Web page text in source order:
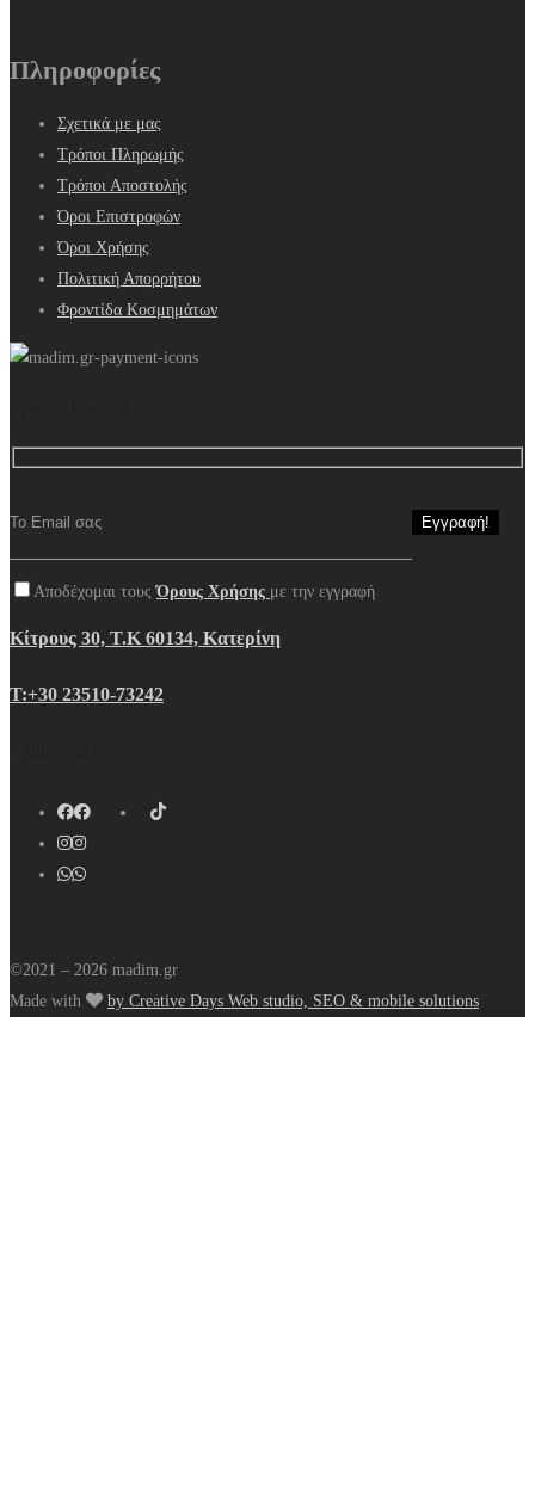
Πληροφορίες
Σχετικά με μας
Τρόποι Πληρωμής
Τρόποι Αποστολής
Όροι Επιστροφών
Όροι Χρήσης
Πολιτική Απορρήτου
Φροντίδα Κοσμημάτων
Αποδέχομαι τουςΌρους Χρήσης με την εγγραφή
Κίτρους 30, Τ.Κ 60134, Κατερίνη
Τ:+30 23510-73242
©2021 – 2026 madim.gr
Made with
by Creative Days Web studio, SEO & mobile solutions